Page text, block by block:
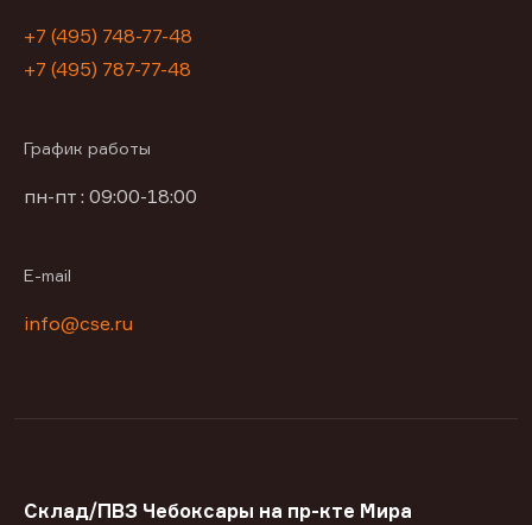
+7 (495) 748-77-48
+7 (495) 787-77-48
График работы
пн-пт : 09:00-18:00
E-mail
info@cse.ru
Склад/ПВЗ Чебоксары на пр-кте Мира